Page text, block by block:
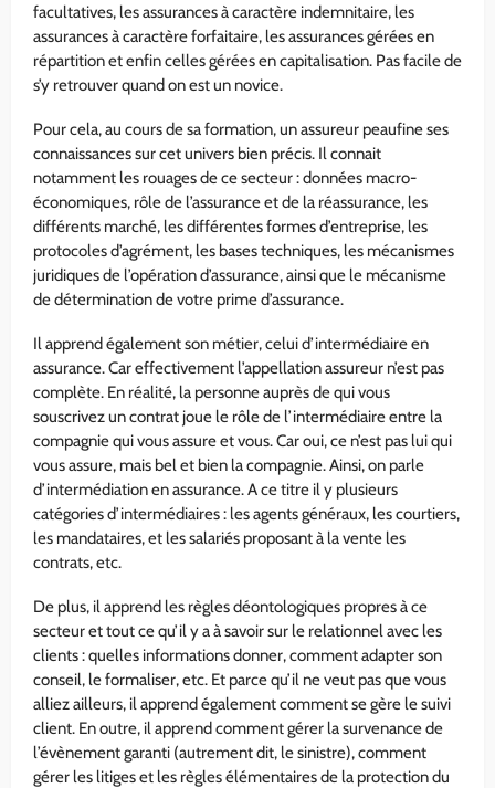
facultatives, les assurances à caractère indemnitaire, les
assurances à caractère forfaitaire, les assurances gérées en
répartition et enfin celles gérées en capitalisation. Pas facile de
s’y retrouver quand on est un novice.
Pour cela, au cours de sa formation, un assureur peaufine ses
connaissances sur cet univers bien précis. Il connait
notamment les rouages de ce secteur : données macro-
économiques, rôle de l’assurance et de la réassurance, les
différents marché, les différentes formes d’entreprise, les
protocoles d’agrément, les bases techniques, les mécanismes
juridiques de l’opération d’assurance, ainsi que le mécanisme
de détermination de votre prime d’assurance.
Il apprend également son métier, celui d’intermédiaire en
assurance. Car effectivement l’appellation assureur n’est pas
complète. En réalité, la personne auprès de qui vous
souscrivez un contrat joue le rôle de l’intermédiaire entre la
compagnie qui vous assure et vous. Car oui, ce n’est pas lui qui
vous assure, mais bel et bien la compagnie. Ainsi, on parle
d’intermédiation en assurance. A ce titre il y plusieurs
catégories d’intermédiaires : les agents généraux, les courtiers,
les mandataires, et les salariés proposant à la vente les
contrats, etc.
De plus, il apprend les règles déontologiques propres à ce
secteur et tout ce qu’il y a à savoir sur le relationnel avec les
clients : quelles informations donner, comment adapter son
conseil, le formaliser, etc. Et parce qu’il ne veut pas que vous
alliez ailleurs, il apprend également comment se gère le suivi
client. En outre, il apprend comment gérer la survenance de
l’évènement garanti (autrement dit, le sinistre), comment
gérer les litiges et les règles élémentaires de la protection du